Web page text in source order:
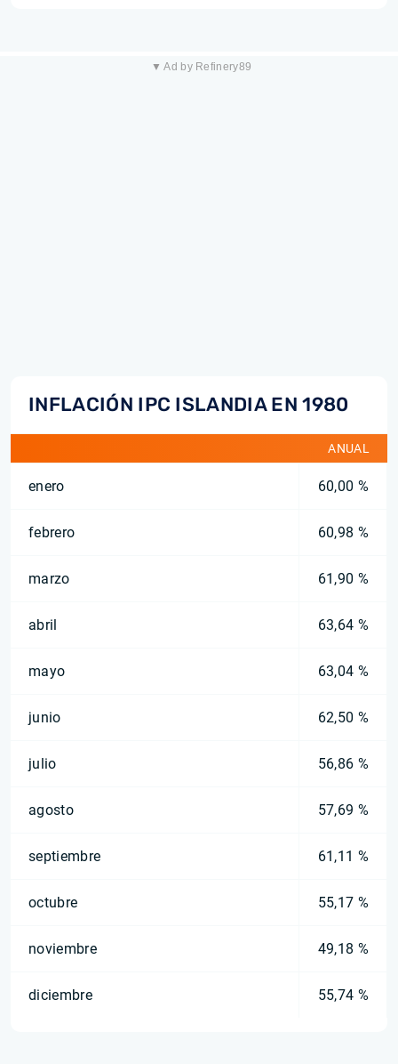
▼ Ad by Refinery89
INFLACIÓN IPC ISLANDIA EN 1980
ANUAL
enero 60,00 %
febrero 60,98 %
marzo 61,90 %
abril 63,64 %
mayo 63,04 %
junio 62,50 %
julio 56,86 %
agosto 57,69 %
septiembre 61,11 %
octubre 55,17 %
noviembre 49,18 %
diciembre 55,74 %